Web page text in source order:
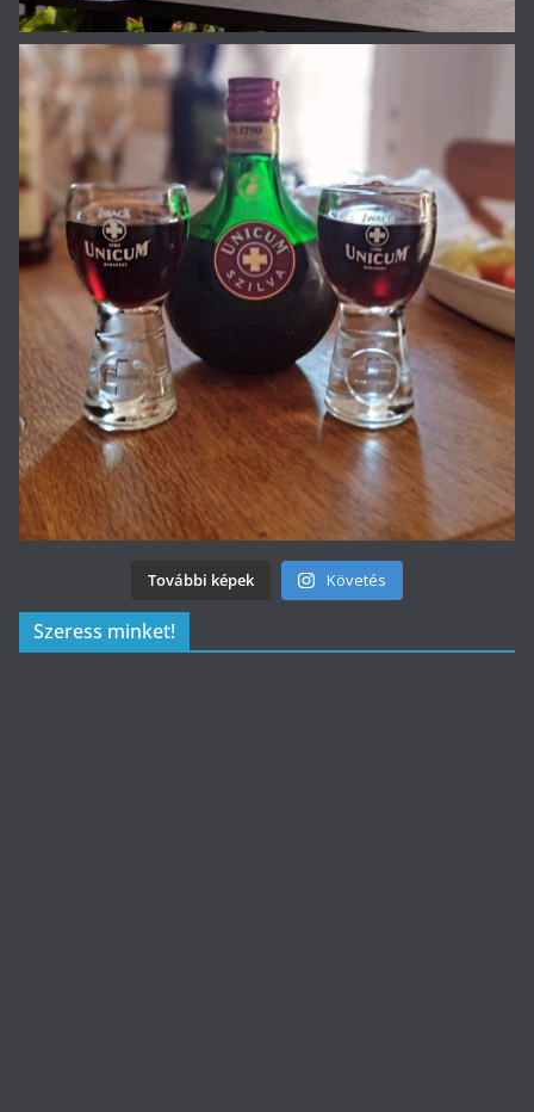
További képek Követés
Szeress minket!